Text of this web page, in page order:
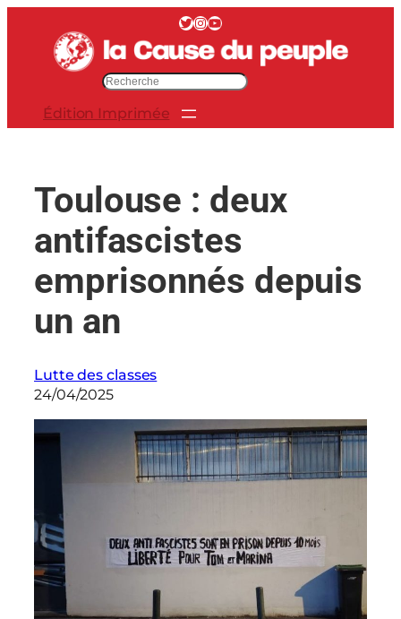
contenu
Twitter InstagramYouTube
e
Édition Imprimée
Toulouse : deux
antifascistes
emprisonnés depuis
un an
Lutte des classes
24/04/2025